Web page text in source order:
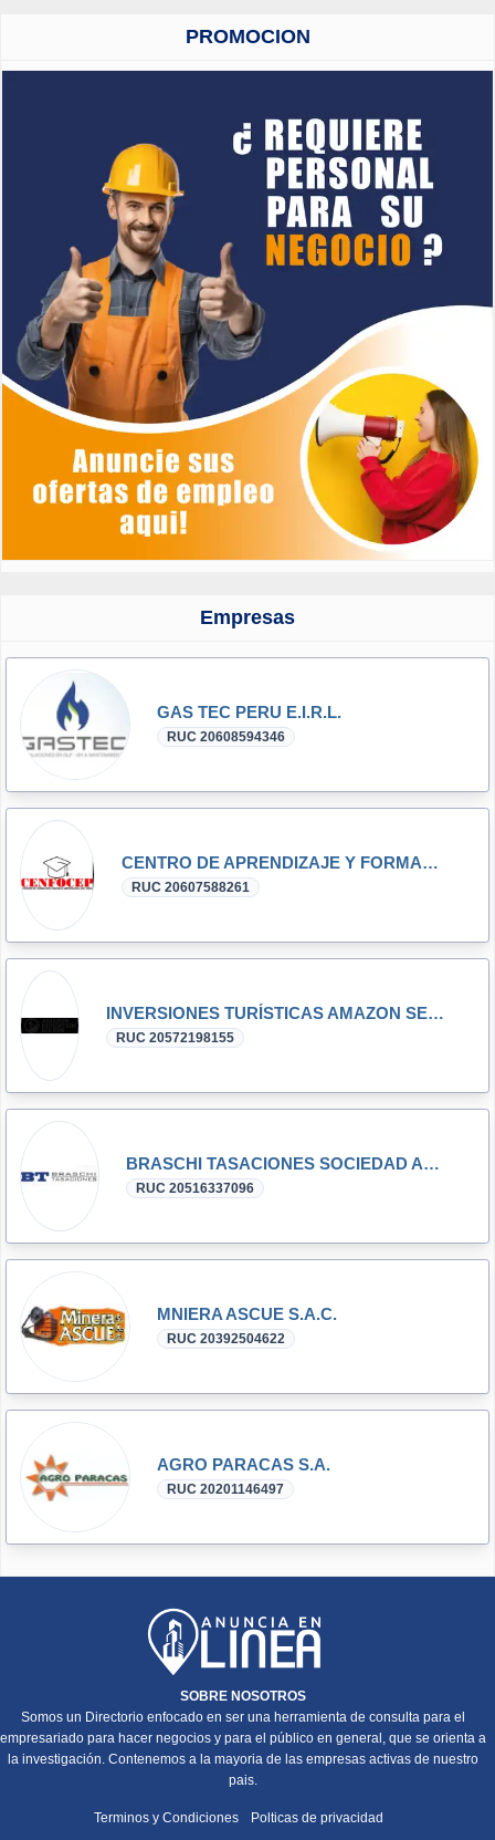
PROMOCION
Empresas
GAS TEC PERU E.I.R.L.
RUC 20608594346
CENTRO DE APRENDIZAJE Y FORMACION CONTINUA S.A.C.
RUC 20607588261
INVERSIONES TURÍSTICAS AMAZON SERVICES SOCIEDAD ANÓNIMA CERRADA
RUC 20572198155
BRASCHI TASACIONES SOCIEDAD ANONIMA CERRADA
RUC 20516337096
MNIERA ASCUE S.A.C.
RUC 20392504622
AGRO PARACAS S.A.
RUC 20201146497
SOBRE NOSOTROS
Somos un Directorio enfocado en ser una herramienta de consulta para el
empresariado para hacer negocios y para el público en general, que se orienta a
la investigación. Contenemos a la mayoria de las empresas activas de nuestro
pais.
Terminos y Condiciones Polticas de privacidad